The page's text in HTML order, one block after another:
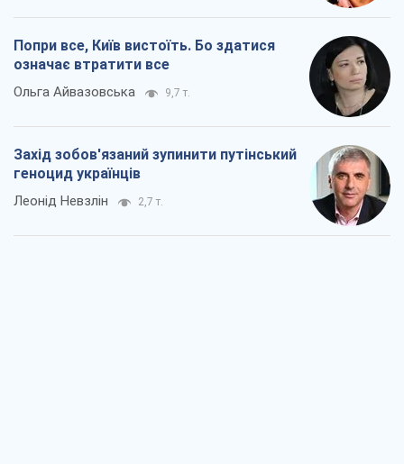
Попри все, Київ вистоїть. Бо здатися
означає втратити все
Ольга Айвазовська 9,7 т.
Захід зобов'язаний зупинити путінський
геноцид українців
Леонід Невзлін 2,7 т.